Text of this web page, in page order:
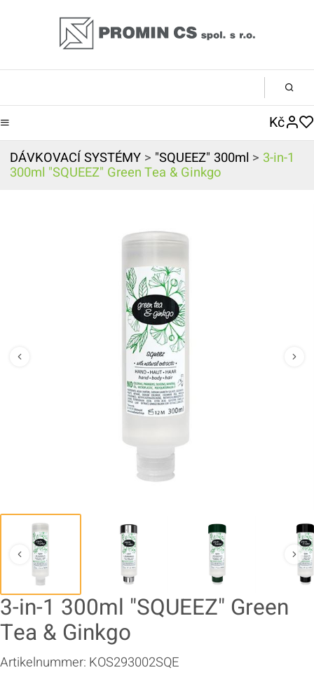
Kč
DÁVKOVACÍ SYSTÉMY > "SQUEEZ" 300ml > 3-in-1
300ml "SQUEEZ" Green Tea & Ginkgo
3-in-1 300ml "SQUEEZ" Green
Tea & Ginkgo
Artikelnummer: KOS293002SQE